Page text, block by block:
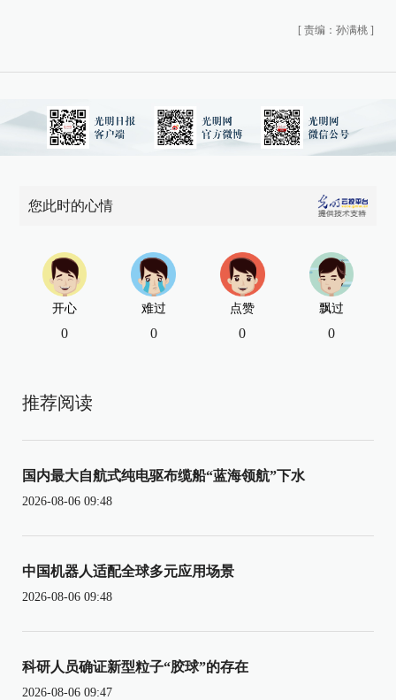
[ 责编：孙满桃 ]
您此时的心情
开心
0
难过
0
点赞
0
飘过
0
推荐阅读
国内最大自航式纯电驱布缆船“蓝海领航”下水
2026-08-06 09:48
中国机器人适配全球多元应用场景
2026-08-06 09:48
科研人员确证新型粒子“胶球”的存在
2026-08-06 09:47